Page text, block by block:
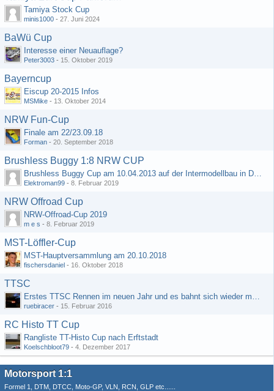
Tamiya Stock Cup
minis1000 - 27. Juni 2024
BaWü Cup
Interesse einer Neuauflage?
Peter3003 - 15. Oktober 2019
Bayerncup
Eiscup 20-2015 Infos
MSMike - 13. Oktober 2014
NRW Fun-Cup
Finale am 22/23.09.18
Forman - 20. September 2018
Brushless Buggy 1:8 NRW CUP
Brushless Buggy Cup am 10.04.2013 auf der Intermodellbau in Dortmund
Elektroman99 - 8. Februar 2019
NRW Offroad Cup
NRW-Offroad-Cup 2019
m e s - 8. Februar 2019
MST-Löffler-Cup
MST-Hauptversammlung am 20.10.2018
fischersdaniel - 16. Oktober 2018
TTSC
Erstes TTSC Rennen im neuen Jahr und es bahnt sich wieder mal eine Rekordteilnehmerzahl an
ruebiracer - 15. Februar 2016
RC Histo TT Cup
Rangliste TT-Histo Cup nach Erftstadt
Koelschbloot79 - 4. Dezember 2017
Motorsport 1:1
Formel 1, DTM, DTCC, Moto-GP, VLN, RCN, GLP etc......